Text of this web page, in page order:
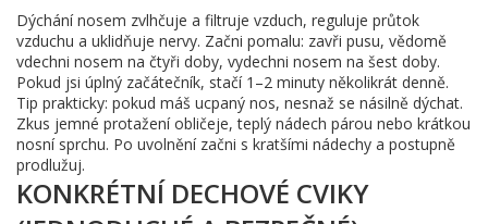
Dýchání nosem zvlhčuje a filtruje vzduch, reguluje průtok
vzduchu a uklidňuje nervy. Začni pomalu: zavři pusu, vědomě
vdechni nosem na čtyři doby, vydechni nosem na šest doby.
Pokud jsi úplný začátečník, stačí 1–2 minuty několikrát denně.
Tip prakticky: pokud máš ucpaný nos, nesnaž se násilně dýchat.
Zkus jemné protažení obličeje, teplý nádech párou nebo krátkou
nosní sprchu. Po uvolnění začni s kratšími nádechy a postupně
prodlužuj.
KONKRÉTNÍ DECHOVÉ CVIKY